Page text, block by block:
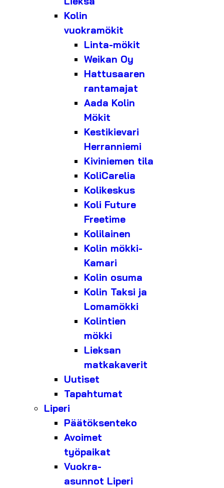
Kolin
vuokramökit
Linta-mökit
Weikan Oy
Hattusaaren
rantamajat
Aada Kolin
Mökit
Kestikievari
Herranniemi
Kiviniemen tila
KoliCarelia
Kolikeskus
Koli Future
Freetime
Kolilainen
Kolin mökki-
Kamari
Kolin osuma
Kolin Taksi ja
Lomamökki
Kolintien
mökki
Lieksan
matkakaverit
Uutiset
Tapahtumat
Liperi
Päätöksenteko
Avoimet
työpaikat
Vuokra-
asunnot Liperi